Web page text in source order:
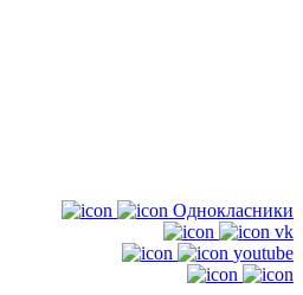
Однокласники
vk
youtube